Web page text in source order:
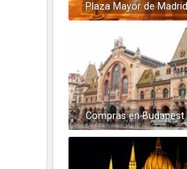
Plaza Mayor de Madrid
Compras en Budapest